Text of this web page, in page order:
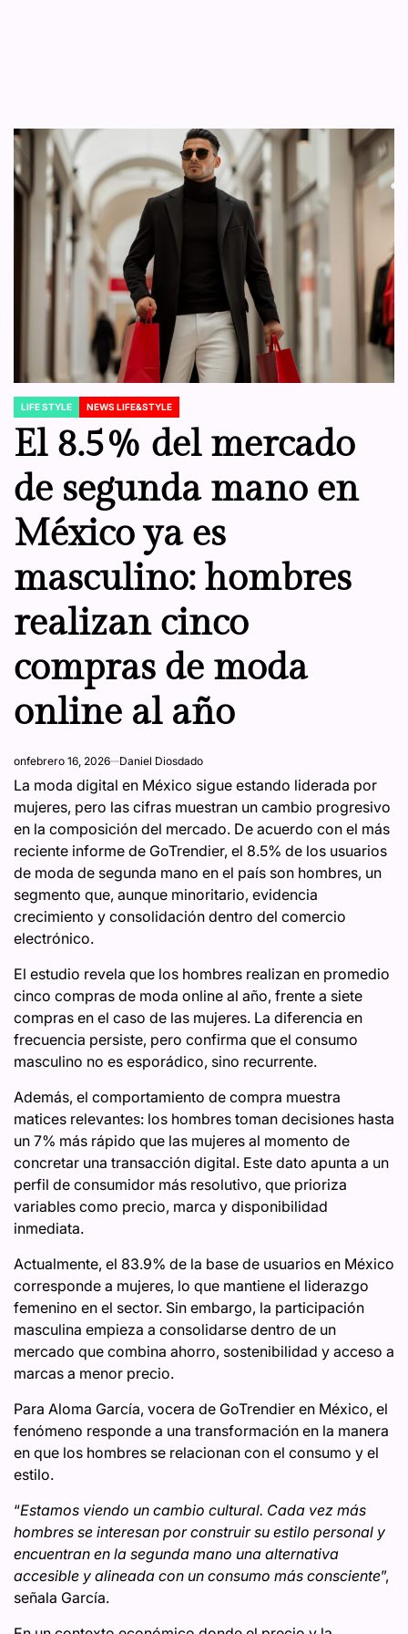
POSTED
IN
LIFE STYLE NEWS LIFE&STYLE
El 8.5% del mercado
de segunda mano en
México ya es
masculino: hombres
realizan cinco
compras de moda
online al año
onfebrero 16, 2026 Daniel Diosdado
La moda digital en México sigue estando liderada por
mujeres, pero las cifras muestran un cambio progresivo
en la composición del mercado. De acuerdo con el más
reciente informe de GoTrendier, el 8.5% de los usuarios
de moda de segunda mano en el país son hombres, un
segmento que, aunque minoritario, evidencia
crecimiento y consolidación dentro del comercio
electrónico.
El estudio revela que los hombres realizan en promedio
cinco compras de moda online al año, frente a siete
compras en el caso de las mujeres. La diferencia en
frecuencia persiste, pero confirma que el consumo
masculino no es esporádico, sino recurrente.
Además, el comportamiento de compra muestra
matices relevantes: los hombres toman decisiones hasta
un 7% más rápido que las mujeres al momento de
concretar una transacción digital. Este dato apunta a un
perfil de consumidor más resolutivo, que prioriza
variables como precio, marca y disponibilidad
inmediata.
Actualmente, el 83.9% de la base de usuarios en México
corresponde a mujeres, lo que mantiene el liderazgo
femenino en el sector. Sin embargo, la participación
masculina empieza a consolidarse dentro de un
mercado que combina ahorro, sostenibilidad y acceso a
marcas a menor precio.
Para Aloma García, vocera de GoTrendier en México, el
fenómeno responde a una transformación en la manera
en que los hombres se relacionan con el consumo y el
estilo.
“Estamos viendo un cambio cultural. Cada vez más
hombres se interesan por construir su estilo personal y
encuentran en la segunda mano una alternativa
accesible y alineada con un consumo más consciente”,
señala García.